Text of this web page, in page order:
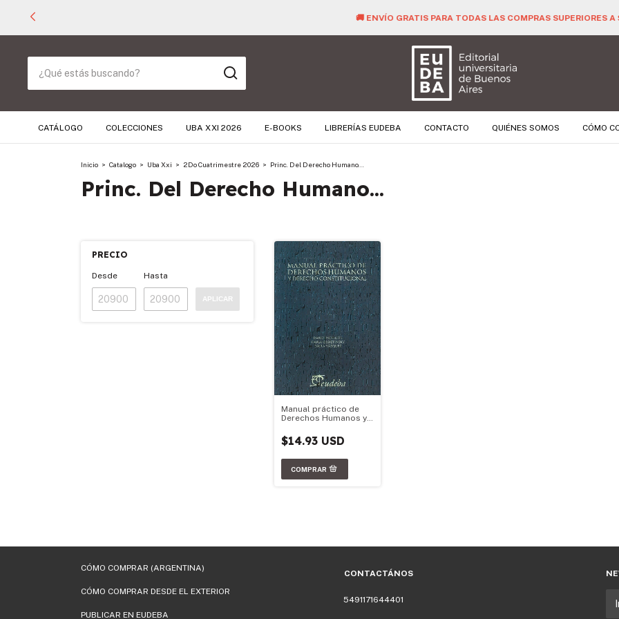
🚚 ENVÍO GRATIS PARA TODAS LAS COMPRAS SUPERIORES A $ 40.000 🚚
CATÁLOGO COLECCIONES UBA XXI 2026 E-BOOKS LIBRERÍAS EUDEBA CONTACTO QUIÉNES SOMOS CÓMO
Inicio > Catalogo > Uba Xxi > 2Do Cuatrimestre 2026 > Princ. Del Derecho Humano...
Princ. Del Derecho Humano...
PRECIO
Desde Hasta
APLICAR
Manual práctico de
Derechos Humanos y
Constitucional
$14.93 USD
CÓMO COMPRAR (ARGENTINA)
CÓMO COMPRAR DESDE EL EXTERIOR
PUBLICAR EN EUDEBA
CONTACTÁNOS
5491171644401